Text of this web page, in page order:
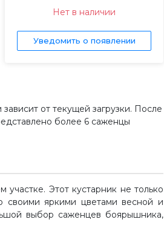
Нет в наличии
Уведомить о появлении
зависит от текущей загрузки. После
более 6 саженцы
Этот кустарник не только
своими яркими цветами весной и
выбор саженцев боярышника,